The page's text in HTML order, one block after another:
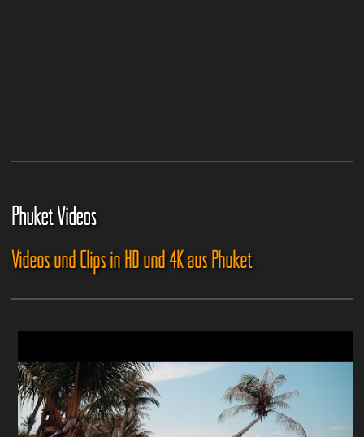
Phuket Videos
Videos und Clips in HD und 4K aus Phuket